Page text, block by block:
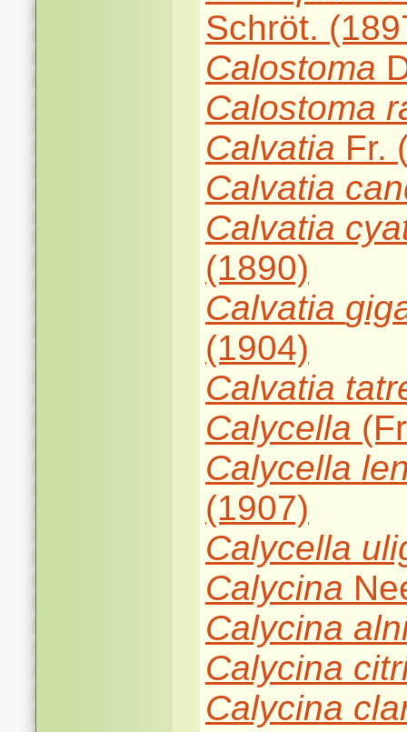
Schröt.
Calostoma
Calostoma
Calvatia Fr.
Calvatia
Calvatia
(1890)
Calvatia
(1904)
Calvatia
Calycella
Calycella
(1907)
Calycella
Calycina
Calycina
Calycina
Calycina